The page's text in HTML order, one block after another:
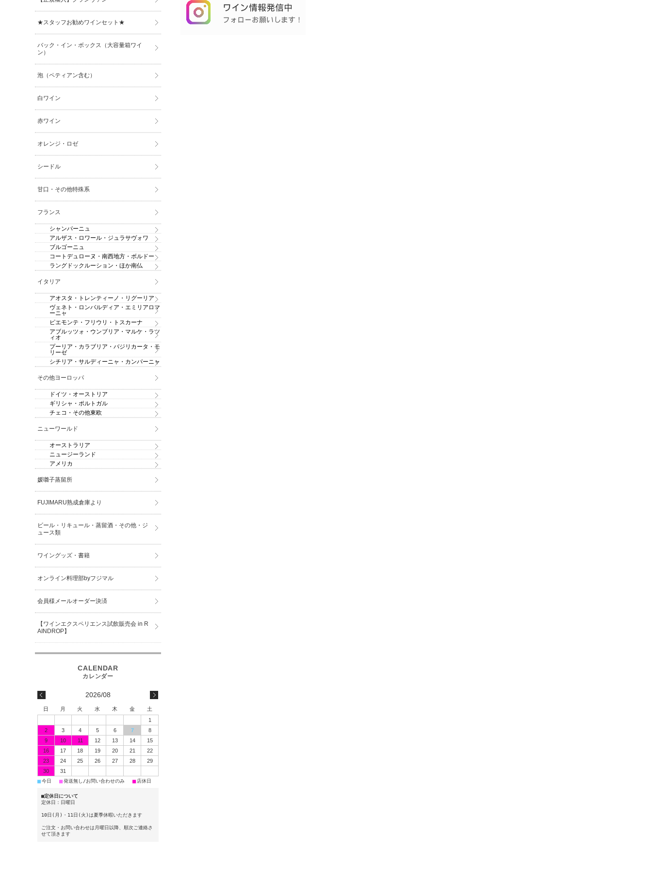
★スタッフお勧めワインセット★
バック・イン・ボックス（大容量箱ワイ
ン）
泡（ペティアン含む）
白ワイン
赤ワイン
オレンジ・ロゼ
シードル
甘口・その他特殊系
フランス
シャンパーニュ
アルザス・ロワール・ジュラサヴォワ
ブルゴーニュ
コートデュローヌ・南西地方・ボルドー
ラングドックルーション・ほか南仏
イタリア
アオスタ・トレンティーノ・リグーリア
ヴェネト・ロンバルディア・エミリアロマ
ーニャ
ピエモンテ・フリウリ・トスカーナ
アブルッツォ・ウンブリア・マルケ・ラツ
ィオ
プーリア・カラブリア・バジリカータ・モ
リーゼ
シチリア・サルディーニャ・カンパーニャ
その他ヨーロッパ
ドイツ・オーストリア
ギリシャ・ポルトガル
チェコ・その他東欧
ニューワールド
オーストラリア
ニュージーランド
アメリカ
媛囃子蒸留所
FUJIMARU熟成倉庫より
ビール・リキュール・蒸留酒・その他・ジ
ュース類
ワイングッズ・書籍
オンライン料理部byフジマル
会員様メールオーダー決済
【ワインエクスペリエンス試飲販売会 in R
AINDROP】
2026/08
日 月 火 水 木 金
土
1
2
3 4 5 6 7
8
9
10 11 12 13 14
15
16
17 18 19 20 21
22
23
24 25 26 27 28
29
30
31
■今日 ■発送無し/お問い合わせのみ ■ 店休日
■定休日について
定休日：日曜日
10日(月)・11日(火)は夏季休暇いただきます
ご注文・お問い合わせは月曜日以降、順次ご連絡さ
せて頂きます